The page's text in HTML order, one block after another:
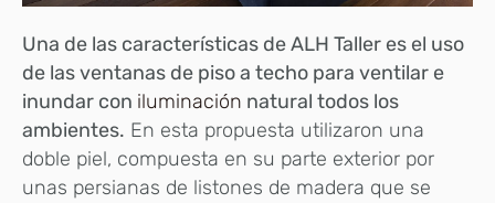
Una de las características de ALH Taller es el uso
de las ventanas de piso a techo para ventilar e
inundar con iluminación natural todos los
ambientes. En esta propuesta utilizaron una
doble piel, compuesta en su parte exterior por
unas persianas de listones de madera que se